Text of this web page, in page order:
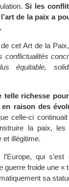
Si les
de la paix a
cet Art de la
équitable,
telle richesse
raison des
celle-ci continuait
la paix,
et illégitime.
qui
froide une «
sa